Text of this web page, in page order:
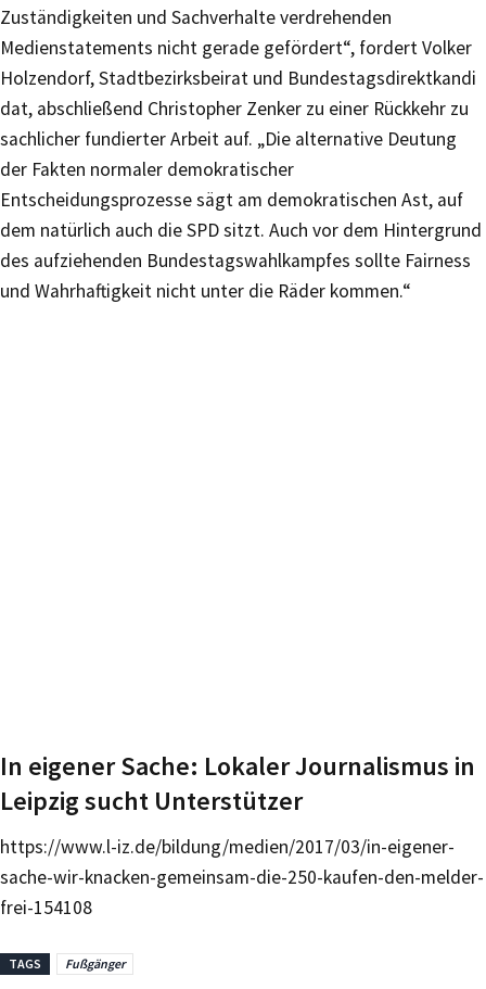
Zuständigkeiten und Sachverhalte verdrehenden
Medienstatements nicht gerade gefördert“, fordert Volker
Holzendorf, Stadtbezirksbeirat und Bundestagsdirektkandi
dat, abschließend Christopher Zenker zu einer Rückkehr zu
sachlicher fundierter Arbeit auf. „Die alternative Deutung
der Fakten normaler demokratischer
Entscheidungsprozesse sägt am demokratischen Ast, auf
dem natürlich auch die SPD sitzt. Auch vor dem Hintergrund
des aufziehenden Bundestagswahlkampfes sollte Fairness
und Wahrhaftigkeit nicht unter die Räder kommen.“
In eigener Sache: Lokaler Journalismus in
Leipzig sucht Unterstützer
https://www.l-iz.de/bildung/medien/2017/03/in-eigener-
sache-wir-knacken-gemeinsam-die-250-kaufen-den-melder-
frei-154108
TAGS Fußgänger